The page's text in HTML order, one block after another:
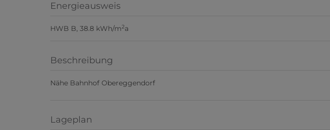
Energieausweis
HWB B, 38.8 kWh/m2a
Beschreibung
Nähe Bahnhof Obereggendorf
Lageplan